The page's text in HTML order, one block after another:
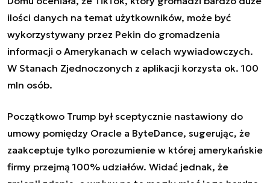
ilości danych na temat użytkowników, może być
wykorzystywany przez Pekin do gromadzenia
informacji o Amerykanach w celach wywiadowczych.
W Stanach Zjednoczonych z aplikacji korzysta ok. 100
mln osób.
Początkowo Trump był sceptycznie nastawiony do
umowy pomiędzy Oracle a ByteDance, sugerując, że
zaakceptuje tylko porozumienie w której amerykańskie
firmy przejmą 100% udziałów. Widać jednak, że